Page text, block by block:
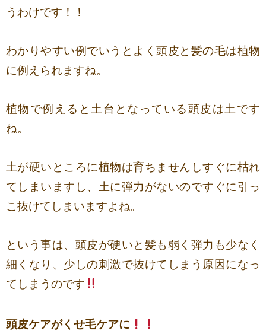
うわけです！！
わかりやすい例でいうとよく頭皮と髪の毛は植物
に例えられますね。
植物で例えると土台となっている頭皮は土です
ね。
土が硬いところに植物は育ちませんしすぐに枯れ
てしまいますし、土に弾力がないのですぐに引っ
こ抜けてしまいますよね。
という事は、頭皮が硬いと髪も弱く弾力も少なく
細くなり、少しの刺激で抜けてしまう原因になっ
てしまうのです
頭皮ケアがくせ毛ケアに